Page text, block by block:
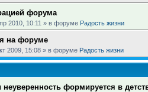
форума
2010, 10:11 » в форуме Радость жизни
на форуме
2009, 15:08 » в форуме Радость жизни
неуверенность формируется в